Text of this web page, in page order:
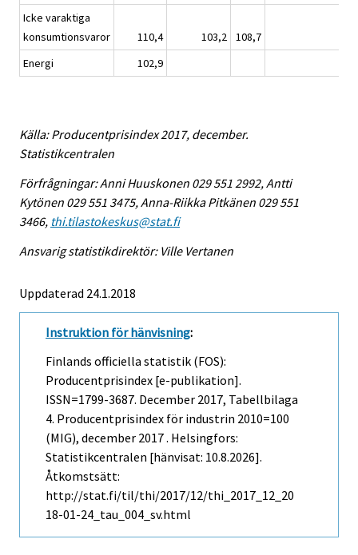
Icke varaktiga
konsumtionsvaror
110,4 103,2 108,7
Energi
102,9
Källa: Producentprisindex 2017, december.
Statistikcentralen
Förfrågningar: Anni Huuskonen 029 551 2992, Antti
Kytönen 029 551 3475, Anna-Riikka Pitkänen 029 551
3466, thi.tilastokeskus@stat.fi
Ansvarig statistikdirektör: Ville Vertanen
Uppdaterad 24.1.2018
Instruktion för hänvisning:
Finlands officiella statistik (FOS):
Producentprisindex [e-publikation].
ISSN=1799-3687. December 2017, Tabellbilaga
4. Producentprisindex för industrin 2010=100
(MIG), december 2017 . Helsingfors:
Statistikcentralen [hänvisat: 10.8.2026].
Åtkomstsätt:
http://stat.fi/til/thi/2017/12/thi_2017_12_20
18-01-24_tau_004_sv.html